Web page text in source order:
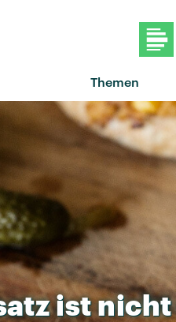
Themen
istnicht